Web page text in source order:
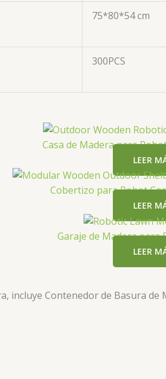
75*80*54 cm
300PCS
Casa de Madera para
LEER
Cobertizo para Robot
LEER
Garaje de Madera para
LEER
Contenedor de Basura de